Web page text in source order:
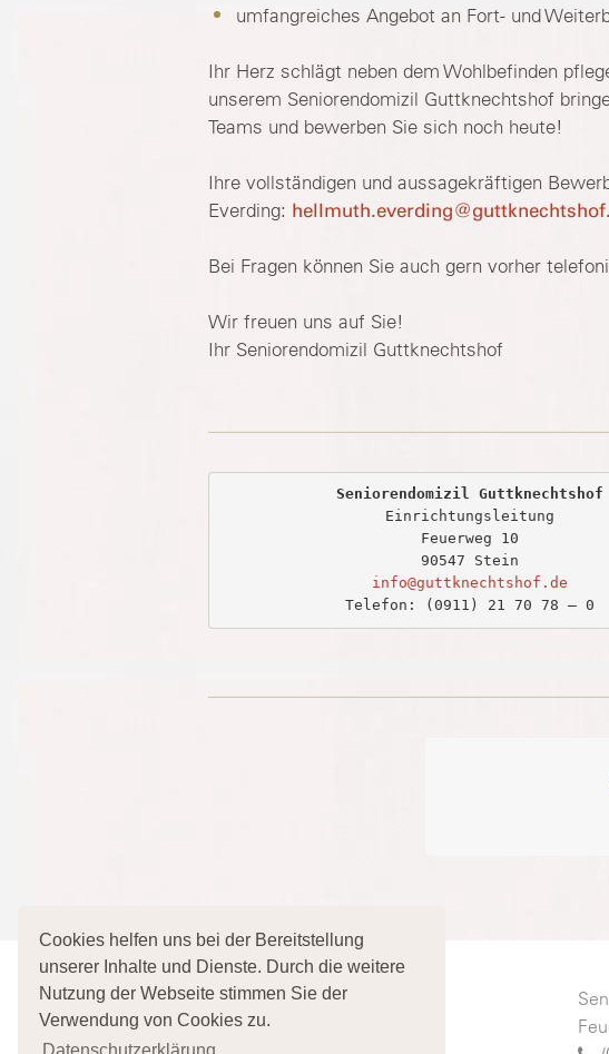
Cookies helfen uns bei der Bereitstellung
unserer Inhalte und Dienste. Durch die weitere
Nutzung der Webseite stimmen Sie der
Verwendung von Cookies zu.
umfangreiches Angebot an Fort- und
Ihr Herz schlägt neben dem Wohlbefinden
unserem Seniorendomizil Guttknechtshof
Teams und bewerben Sie sich noch heute!
Ihre vollständigen und aussagekräftigen
Everding:
Bei Fragen können Sie auch gern vorher
Wir freuen uns auf Sie!
Ihr Seniorendomizil Guttknechtshof
Seniorendomizil Guttknechtshof
Einrichtungsleitung
Feuerweg 10
info@guttknechtshof.de
Telefon: (0911) 21 70 78 – 0
Startseite